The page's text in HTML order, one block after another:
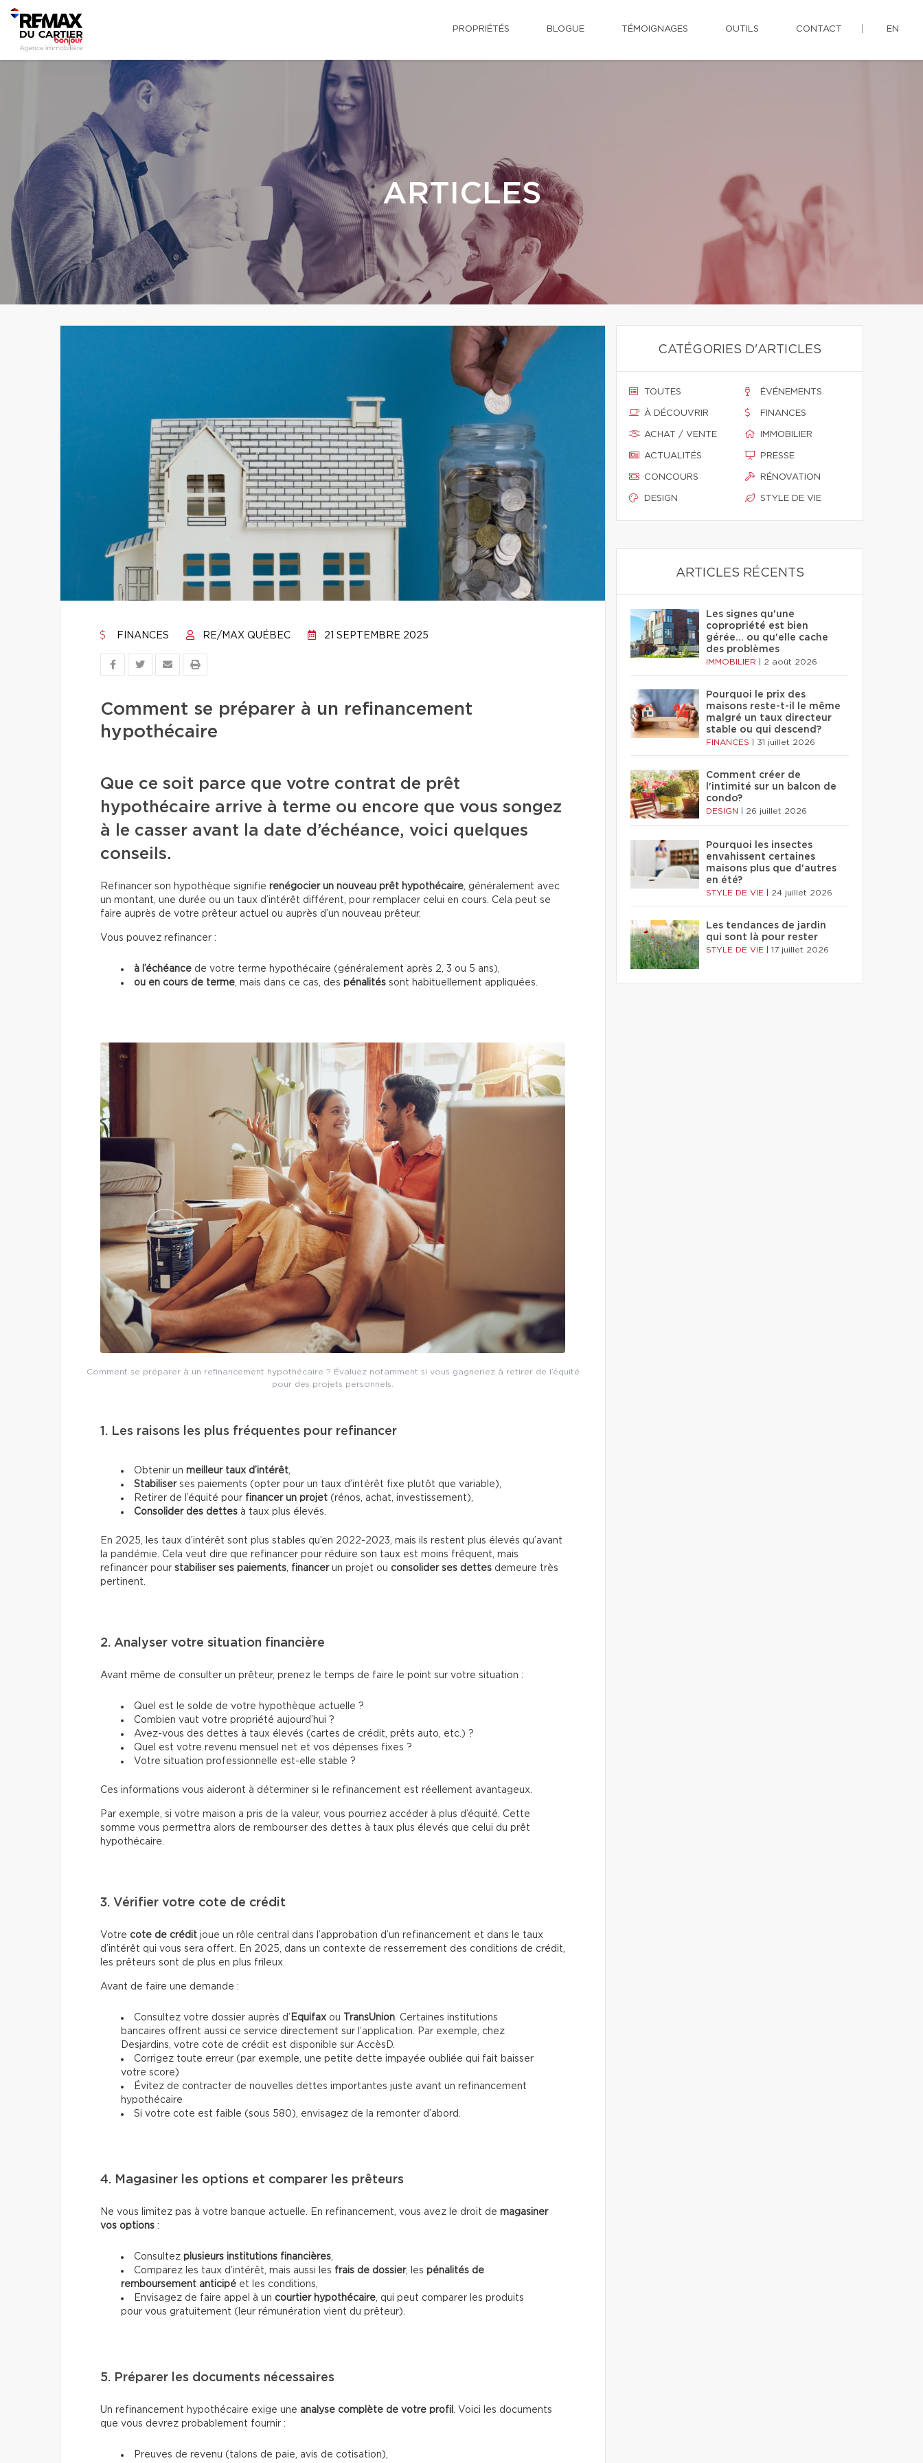
PROPRIÉTÉS BLOGUE TÉMOIGNAGES OUTILS CONTACT EN
ARTICLES
FINANCES RE/MAX QUÉBEC 21 SEPTEMBRE 2025
Comment se préparer à un refinancement
hypothécaire
Que ce soit parce que votre contrat de prêt
hypothécaire arrive à terme ou encore que vous songez
à le casser avant la date d’échéance, voici quelques
conseils.
Refinancer son hypothèque signifie renégocier un nouveau prêt hypothécaire, généralement avec
un montant, une durée ou un taux d’intérêt différent, pour remplacer celui en cours. Cela peut se
faire auprès de votre prêteur actuel ou auprès d’un nouveau prêteur.
Vous pouvez refinancer :
à l’échéance de votre terme hypothécaire (généralement après 2, 3 ou 5 ans),
ou en cours de terme, mais dans ce cas, des pénalités sont habituellement appliquées.
Comment se préparer à un refinancement hypothécaire ? Évaluez notamment si vous gagneriez à retirer de l’équité
pour des projets personnels.
1. Les raisons les plus fréquentes pour refinancer
Obtenir un meilleur taux d’intérêt
Stabiliserses paiements (opter pour un taux d’intérêt fixe plutôt que variable),
Retirer de l’équité pour financer un projet (rénos, achat, investissement),
Consolider des dettes à taux plus élevés.
En 2025, les taux d’intérêt sont plus stables qu’en 2022-2023, mais ils restent plus élevés qu’avant
la pandémie. Cela veut dire que refinancer pour réduire son taux est moins fréquent, mais
refinancer pour stabiliser ses paiements financerun projet ou consolider ses dettes demeure très
pertinent.
2. Analyser votre situation financière
Avant même de consulter un prêteur, prenez le temps de faire le point sur votre situation :
Quel est le solde de votre hypothèque actuelle ?
Combien vaut votre propriété aujourd’hui ?
Avez-vous des dettes à taux élevés (cartes de crédit, prêts auto, etc.) ?
Quel est votre revenu mensuel net et vos dépenses fixes ?
Votre situation professionnelle est-elle stable ?
Ces informations vous aideront à déterminer si le refinancement est réellement avantageux.
Par exemple, si votre maison a pris de la valeur, vous pourriez accéder à plus d’équité. Cette
somme vous permettra alors de rembourser des dettes à taux plus élevés que celui du prêt
hypothécaire.
3. Vérifier votre cote de crédit
Votre cote de crédit joue un rôle central dans l’approbation d’un refinancement et dans le taux
d’intérêt qui vous sera offert. En 2025, dans un contexte de resserrement des conditions de crédit,
les prêteurs sont de plus en plus frileux.
Avant de faire une demande :
Consultez votre dossier auprès d’ Equifax ou TransUnion . Certaines institutions
bancaires offrent aussi ce service directement sur l’application. Par exemple, chez
Desjardins, votre cote de crédit est disponible sur AccèsD.
Corrigez toute erreur (par exemple, une petite dette impayée oubliée qui fait baisser
votre score)
Évitez de contracter de nouvelles dettes importantes juste avant un refinancement
hypothécaire
Si votre cote est faible (sous 580), envisagez de la remonter d’abord.
4. Magasiner les options et comparer les prêteurs
Ne vous limitez pas à votre banque actuelle. En refinancement, vous avez le droit de magasiner
vos options :
Consultez plusieurs institutions financières
Comparez les taux d’intérêt, mais aussi les frais de dossier, les pénalités de
remboursement anticipé et les conditions,
Envisagez de faire appel à un courtier hypothécaire , qui peut comparer les produits
pour vous gratuitement (leur rémunération vient du prêteur).
5. Préparer les documents nécessaires
Un refinancement hypothécaire exige une analyse complète de votre profil
. Voici les documents
que vous devrez probablement fournir :
Preuves de revenu (talons de paie, avis de cotisation),
CATÉGORIES D'ARTICLES
TOUTES
À DÉCOUVRIR
ACHAT / VENTE
ACTUALITÉS
CONCOURS
DESIGN
ÉVÉNEMENTS
FINANCES
IMMOBILIER
PRESSE
RÉNOVATION
STYLE DE VIE
ARTICLES RÉCENTS
Les signes qu'une
copropriété est bien
gérée… ou qu'elle cache
des problèmes
IMMOBILIER 2 août 2026
Pourquoi le prix des
maisons reste-t-il le même
malgré un taux directeur
stable ou qui descend?
FINANCES 31 juillet 2026
Comment créer de
l'intimité sur un balcon de
condo?
DESIGN 26 juillet 2026
Pourquoi les insectes
envahissent certaines
maisons plus que d'autres
en été?
STYLE DE VIE 24 juillet 2026
Les tendances de jardin
qui sont là pour rester
STYLE DE VIE 17 juillet 2026